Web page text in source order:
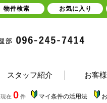
スタッフ紹介 お客
現在 0 件 マイ条件の活用法
物件検索 お気に入り